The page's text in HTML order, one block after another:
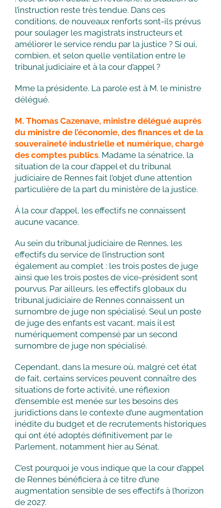
l’instruction reste très tendue. Dans ces
conditions, de nouveaux renforts sont-ils prévus
pour soulager les magistrats instructeurs et
améliorer le service rendu par la justice ? Si oui,
combien, et selon quelle ventilation entre le
tribunal judiciaire et à la cour d’appel ?
Mme la présidente. La parole est à M. le ministre
délégué.
M. Thomas Cazenave, ministre délégué auprès
du ministre de l’économie, des finances et de la
souveraineté industrielle et numérique, chargé
des comptes publics. Madame la sénatrice, la
situation de la cour d’appel et du tribunal
judiciaire de Rennes fait l’objet d’une attention
particulière de la part du ministère de la justice.
À la cour d’appel, les effectifs ne connaissent
aucune vacance.
Au sein du tribunal judiciaire de Rennes, les
effectifs du service de l’instruction sont
également au complet : les trois postes de juge
ainsi que les trois postes de vice-président sont
pourvus. Par ailleurs, les effectifs globaux du
tribunal judiciaire de Rennes connaissent un
surnombre de juge non spécialisé. Seul un poste
de juge des enfants est vacant, mais il est
numériquement compensé par un second
surnombre de juge non spécialisé.
Cependant, dans la mesure où, malgré cet état
de fait, certains services peuvent connaître des
situations de forte activité, une réflexion
d’ensemble est menée sur les besoins des
juridictions dans le contexte d’une augmentation
inédite du budget et de recrutements historiques
qui ont été adoptés définitivement par le
Parlement, notamment hier au Sénat.
C’est pourquoi je vous indique que la cour d’appel
de Rennes bénéficiera à ce titre d’une
augmentation sensible de ses effectifs à l’horizon
de 2027.